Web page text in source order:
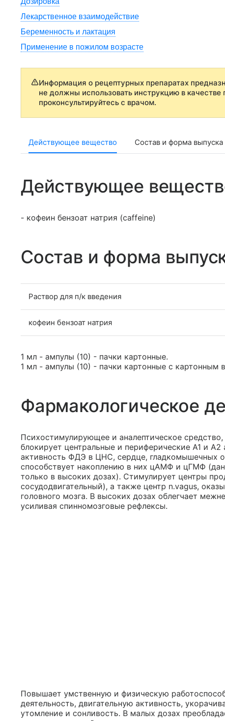
Лекарственное взаимодействие
Беременность и лактация
Применение в пожилом возрасте
Информация о рецептурных препаратах
не должны использовать инструкцию в
проконсультируйтесь с врачом.
Действующее вещество Состав и форма выпуска
Действующее
- кофеин бензоат натрия (caffeine)
Состав и форма
Раствор для п/к введения
кофеин бензоат натрия
1 мл - ампулы (10) - пачки картонные.
1 мл - ампулы (10) - пачки картонные с картонным
Фармакологическое
Психостимулирующее и аналептическое
блокирует центральные и периферические А1 и
активность ФДЭ в ЦНС, сердце, гладкомышечных
способствует накоплению в них цАМФ и цГМФ
только в высоких дозах). Стимулирует центры
сосудодвигательный), а также центр n.vagus,
головного мозга. В высоких дозах облегчает
усиливая спинномозговые рефлексы.
Повышает умственную и физическую
деятельность, двигательную активность,
утомление и сонливость. В малых дозах